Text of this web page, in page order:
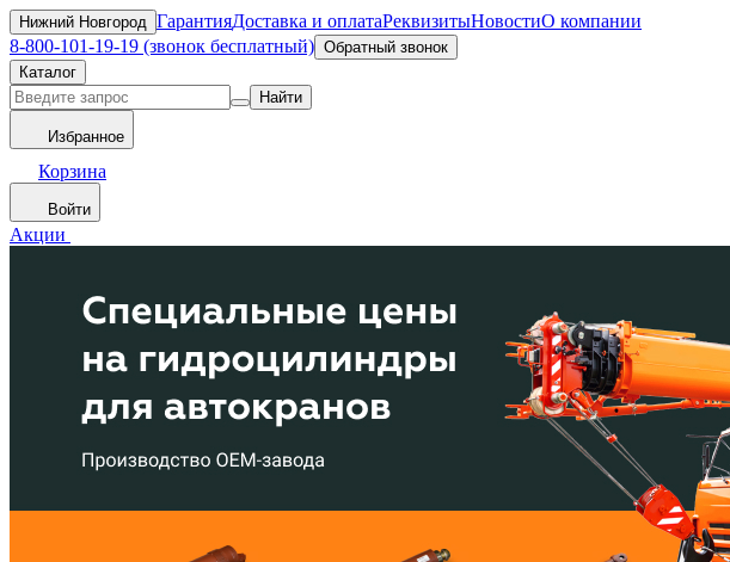
Нижний Новгород ГарантияДоставка и оплатаРеквизитыНовостиО компании
8-800-101-19-19 (звонок бесплатный) Обратный звонок
Каталог
Найти
Избранное
Корзина
Войти
Акции